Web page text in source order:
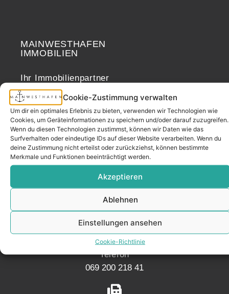
Cookie-Zustimmung verwalten
Um dir ein optimales Erlebnis zu bieten, verwenden wir Technologien wie
Cookies, um Geräteinformationen zu speichern und/oder darauf zuzugreifen.
Wenn du diesen Technologien zustimmst, können wir Daten wie das
Surfverhalten oder eindeutige IDs auf dieser Website verarbeiten. Wenn du
deine Zustimmung nicht erteilst oder zurückziehst, können bestimmte
Merkmale und Funktionen beeinträchtigt werden.
Akzeptieren
Ablehnen
Einstellungen ansehen
Cookie-Richtlinie
MAINWESTHAFEN
IMMOBILIEN
Ihr Immobilienpartner
aus der
Nachbarschaft.
– seit 2017.
KONTAKT
Adresse
Mainwesthafen Immobilien Speicherstraße 5
60327 Frankfurt
Telefon
069 200 218 41